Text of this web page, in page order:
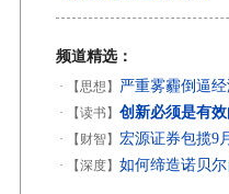
频道精选：
· 【思想】 严重雾霾倒逼
·
【读书】 创新必须是有
·
【财智】 宏源证券包揽9
·
【深度】 如何缔造诺贝